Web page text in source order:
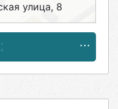
улица, 8
57-58